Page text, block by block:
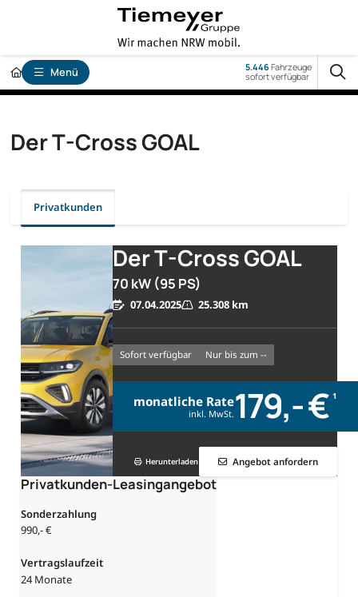
Menü 5.446Fahrzeuge
sofort verfügbar
Der T-Cross GOAL
Privatkunden
Der T-Cross GOAL
70 kW (95 PS)
07.04.2025 25.308 km
sofort verfügbar nur bis zum --
monatliche Rate
inkl. MwSt. 179,- € 1
Herunterladen Angebot anfordern
Privatkunden-Leasingangebot
Sonderzahlung
990,- €
Vertragslaufzeit
24 Monate